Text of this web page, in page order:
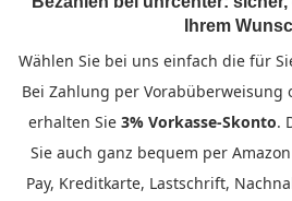
Ihrem
Wählen Sie bei uns einfach die für
Bei Zahlung per Vorabüberweisung
erhalten Sie 3% Vorkasse-Skonto.
Sie auch ganz bequem per Amazon
Pay, Kreditkarte, Lastschrift,